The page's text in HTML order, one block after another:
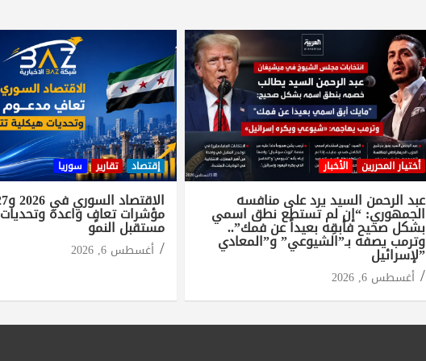
إقتصاد تقارير سوريا
مؤشرات تعافٍ واعدة
مستقبل النمو
أغسطس 6, 2026
أختيار المحررين الأخبار
عبد الرحمن السيد يرد على منافسه
الجمهوري: “إن لم تستطع نطق اسمي
بشكل صحيح فأبقِه بعيداً عن فمك”..
وترمب يصفه بـ”الشيوعي” و”المعادي
لإسرائيل”
أغسطس 6, 2026